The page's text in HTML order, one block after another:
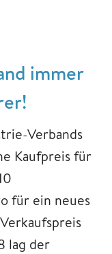
immer
Verbands
Kaufpreis für
für ein neues
lag der